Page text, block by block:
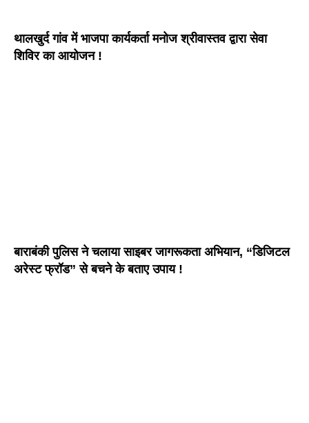
थालखुर्द गांव में भाजपा कार्यकर्ता मनोज श्रीवास्तव द्वारा सेवा
शिविर का आयोजन !
बाराबंकी पुलिस ने चलाया साइबर जागरूकता अभियान, “डिजिटल
अरेस्ट फ्रॉड” से बचने के बताए उपाय !